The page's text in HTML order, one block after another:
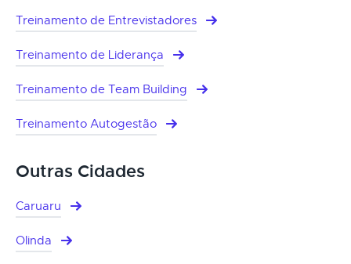
Treinamento de Entrevistadores
Treinamento de Liderança
Treinamento de Team Building
Treinamento Autogestão
Outras Cidades
Caruaru
Olinda